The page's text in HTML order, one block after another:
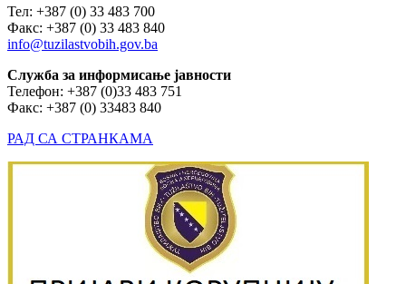
Тел: +387 (0) 33 483 700
Факс: +387 (0) 33 483 840
info@tuzilastvobih.gov.ba
Служба за информисање јавности
Телефон: +387 (0)33 483 751
Факс: +387 (0) 33483 840
РАД СА СТРАНКАМА